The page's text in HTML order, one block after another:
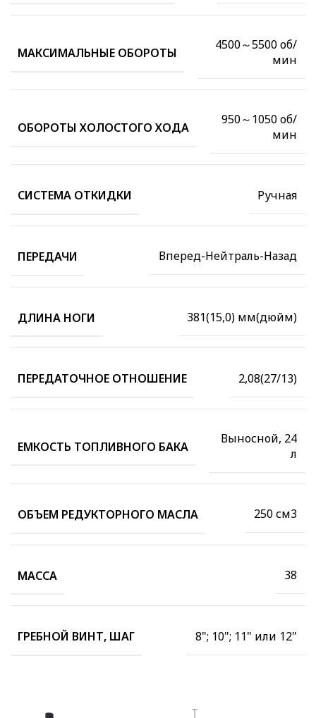
МАКСИМАЛЬНЫЕ ОБОРОТЫ
4500～5500 об/
мин
ОБОРОТЫ ХОЛОСТОГО ХОДА
950～1050 об/
мин
СИСТЕМА ОТКИДКИ Ручная
ПЕРЕДАЧИ Вперед-Нейтраль-Назад
ДЛИНА НОГИ 381(15,0) мм(дюйм)
ПЕРЕДАТОЧНОЕ ОТНОШЕНИЕ 2,08(27/13)
ЕМКОСТЬ ТОПЛИВНОГО БАКА
Выносной, 24
л
ОБЪЕМ РЕДУКТОРНОГО МАСЛА 250 см3
МАССА 38
ГРЕБНОЙ ВИНТ, ШАГ 8"; 10"; 11" или 12"